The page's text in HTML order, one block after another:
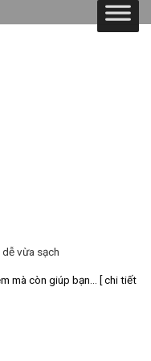
vừa sạch
mà còn giúp bạn... [ chi tiết